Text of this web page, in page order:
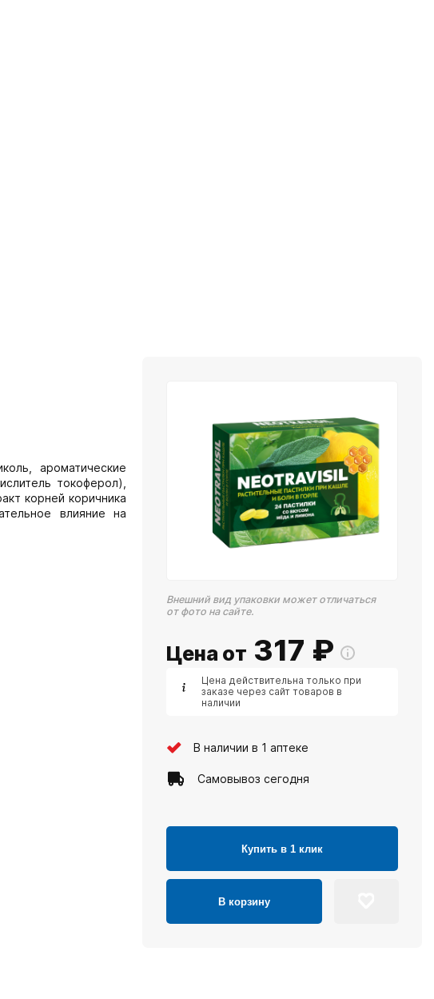
ароматические
токоферол),
корней коричника
влияние на
Внешний вид упаковки может отличаться
от фото на сайте.
Цена от 317 ₽
Цена действительна только при
заказе через сайт товаров в
наличии
В наличии в 1 аптеке
Самовывоз сегодня
Купить в 1 клик
В корзину